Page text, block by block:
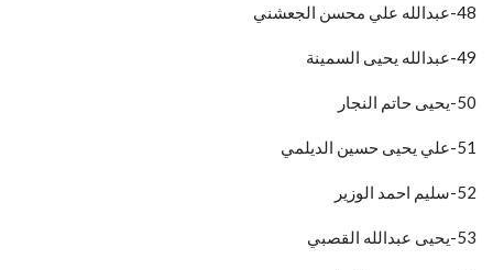
48-عبدالله علي محسن الجعشني
49-عبدالله يحيى السمينة
50-يحيى حاتم النجار
51-علي يحيى حسين الديلمي
52-سليم احمد الوزير
53-يحيى عبدالله القصبي